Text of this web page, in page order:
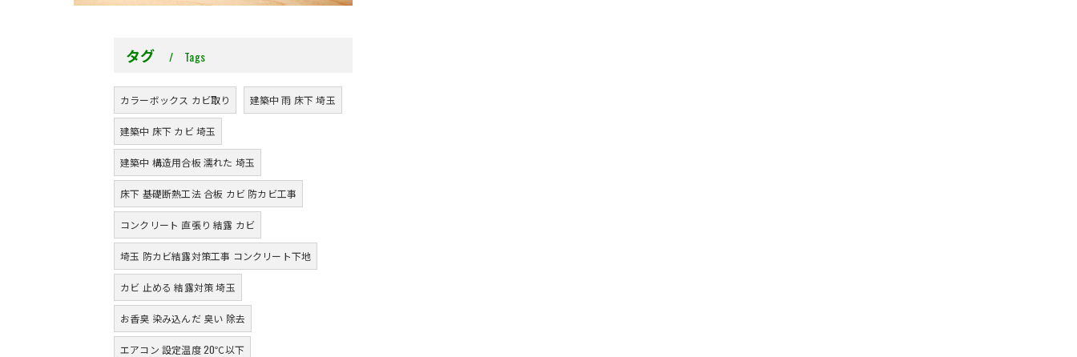
タグ Tags
カラーボックス カビ取り 建築中 雨 床下 埼玉
建築中 床下 カビ 埼玉
建築中 構造用合板 濡れた 埼玉
床下 基礎断熱工法 合板 カビ 防カビ工事
コンクリート 直張り 結露 カビ
埼玉 防カビ結露対策工事 コンクリート下地
カビ 止める 結露対策 埼玉
お香臭 染み込んだ 臭い 除去
エアコン 設定温度 20℃以下